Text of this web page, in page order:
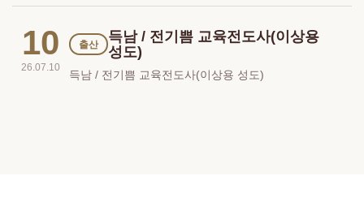
10
26.07.10
출산
득남 / 전기쁨 교육전도사(이상용
성도)
득남 / 전기쁨 교육전도사(이상용 성도)